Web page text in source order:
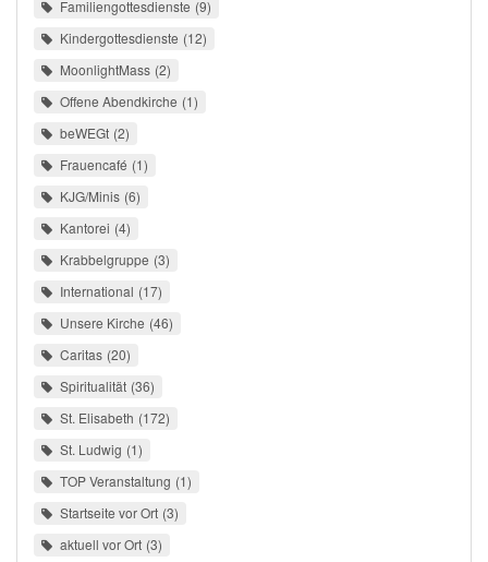
Familiengottesdienste 9
Kindergottesdienste 12
MoonlightMass 2
Offene Abendkirche 1
beWEGt 2
Frauencafé 1
KJG/Minis 6
Kantorei 4
Krabbelgruppe 3
International 17
Unsere Kirche 46
Caritas 20
Spiritualität 36
St. Elisabeth 172
St. Ludwig 1
TOP Veranstaltung 1
Startseite vor Ort 3
aktuell vor Ort 3